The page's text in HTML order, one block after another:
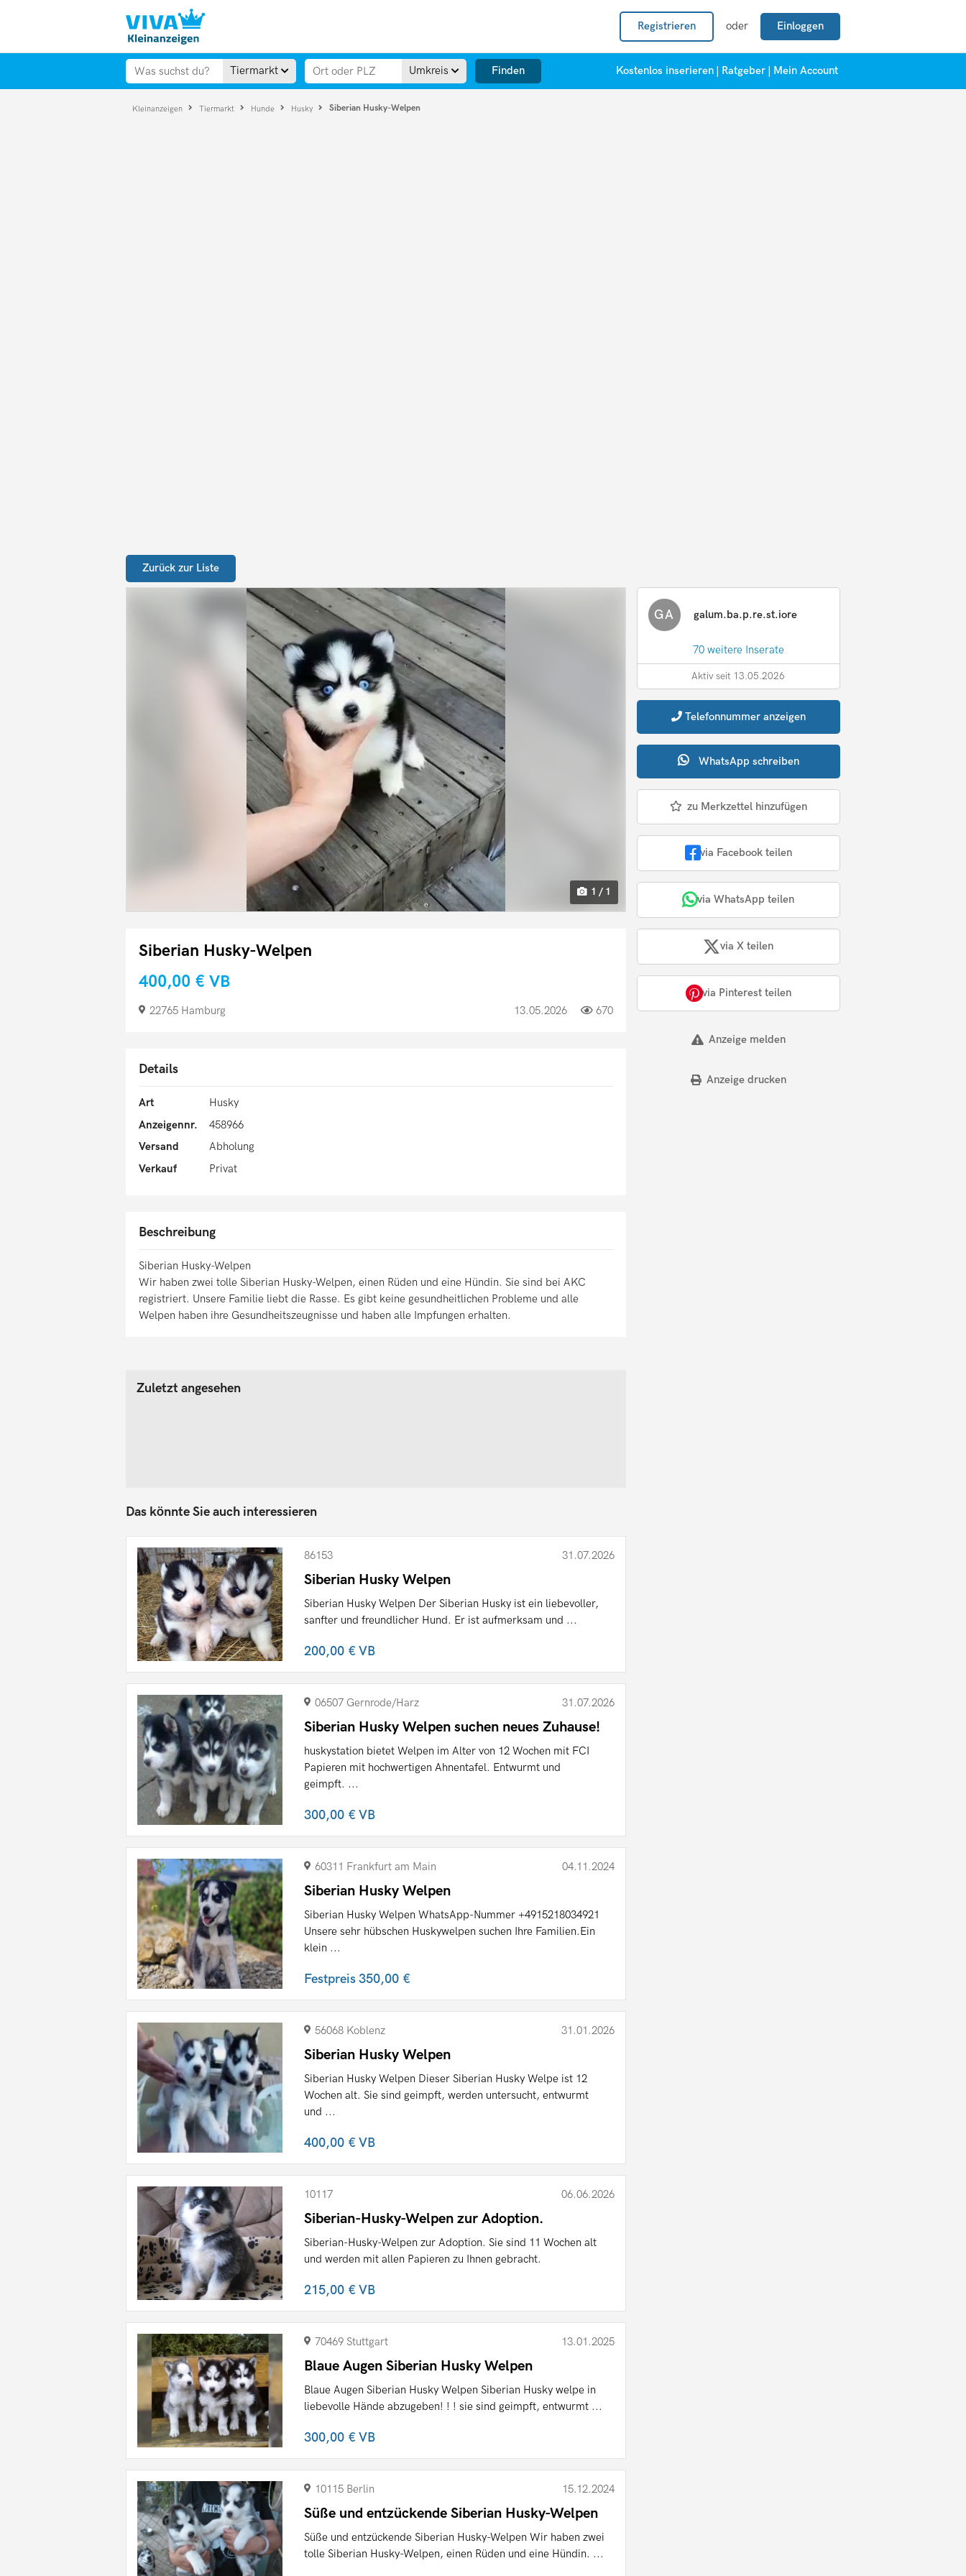
Registrieren oder Einloggen
Tiermarkt Umkreis Finden Kostenlos inserieren Ratgeber Mein Account
Kleinanzeigen Tiermarkt Hunde Husky Siberian Husky-Welpen
Zurück zur Liste
1 / 1
Siberian Husky-Welpen
400,00 € VB
22765 Hamburg 13.05.2026 670
Details
Art
Husky
Anzeigennr.
458966
Versand
Abholung
Verkauf
Privat
Beschreibung
Siberian Husky-Welpen
Wir haben zwei tolle Siberian Husky-Welpen, einen Rüden und eine Hündin. Sie sind bei AKC
registriert. Unsere Familie liebt die Rasse. Es gibt keine gesundheitlichen Probleme und alle
Welpen haben ihre Gesundheitszeugnisse und haben alle Impfungen erhalten.
GA galum.ba.p.re.st.iore
70 weitere Inserate
Aktiv seit 13.05.2026
Telefonnummer anzeigen
WhatsApp schreiben
zu Merkzettel hinzufügen
via Facebook teilen
via WhatsApp teilen
via X teilen
via Pinterest teilen
Anzeige melden
Anzeige drucken
Zuletzt angesehen
Das könnte Sie auch interessieren
86153 31.07.2026
Siberian Husky Welpen
Siberian Husky Welpen Der Siberian Husky ist ein liebevoller,
sanfter und freundlicher Hund. Er ist aufmerksam und ...
200,00 €VB
06507 Gernrode/Harz 31.07.2026
Siberian Husky Welpen suchen neues Zuhause!
huskystation bietet Welpen im Alter von 12 Wochen mit FCI
Papieren mit hochwertigen Ahnentafel. Entwurmt und
geimpft. ...
300,00 €VB
60311 Frankfurt am Main 04.11.2024
Siberian Husky Welpen
Siberian Husky Welpen WhatsApp-Nummer +4915218034921
Unsere sehr hübschen Huskywelpen suchen Ihre Familien.Ein
klein ...
Festpreis350,00 €
56068 Koblenz 31.01.2026
Siberian Husky Welpen
Siberian Husky Welpen Dieser Siberian Husky Welpe ist 12
Wochen alt. Sie sind geimpft, werden untersucht, entwurmt
und ...
400,00 €VB
10117 06.06.2026
Siberian-Husky-Welpen zur Adoption.
Siberian-Husky-Welpen zur Adoption. Sie sind 11 Wochen alt
und werden mit allen Papieren zu Ihnen gebracht.
215,00 €VB
70469 Stuttgart 13.01.2025
Blaue Augen Siberian Husky Welpen
Blaue Augen Siberian Husky Welpen Siberian Husky welpe in
liebevolle Hände abzugeben! ! ! sie sind geimpft, entwurmt ...
300,00 €VB
10115 Berlin 15.12.2024
Süße und entzückende Siberian Husky-Welpen
Süße und entzückende Siberian Husky-Welpen Wir haben zwei
tolle Siberian Husky-Welpen, einen Rüden und eine Hündin. ...